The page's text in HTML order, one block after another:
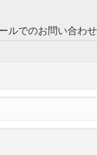
ルでのお問い合わせ